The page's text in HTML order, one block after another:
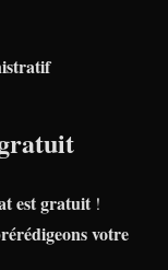
est gratuit !
votre